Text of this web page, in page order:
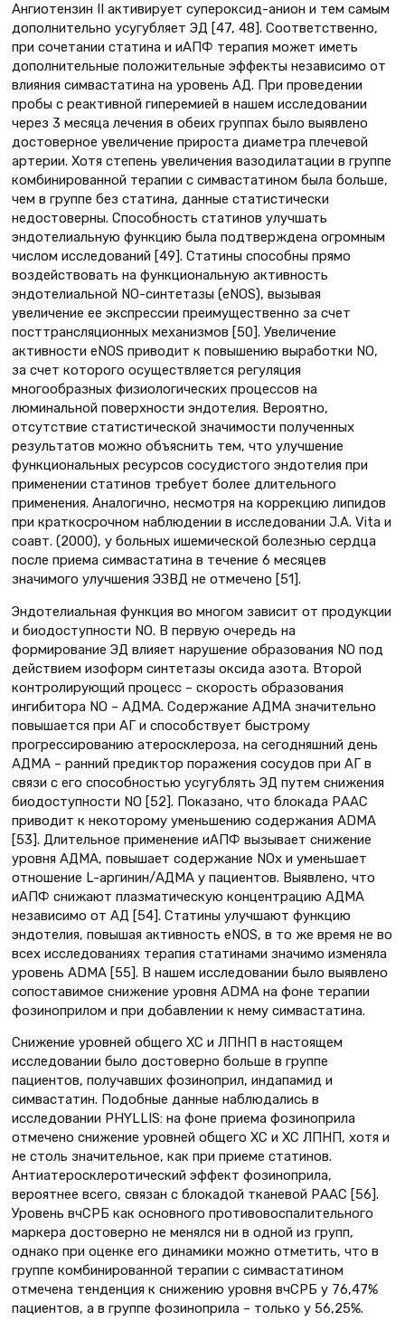
Ангиотензин II активирует супероксид-анион и тем самым
дополнительно усугубляет ЭД [47, 48]. Соответственно,
при сочетании статина и иАПФ терапия может иметь
дополнительные положительные эффекты независимо от
влияния симвастатина на уровень АД. При проведении
пробы с реактивной гиперемией в нашем исследовании
через 3 месяца лечения в обеих группах было выявлено
достоверное увеличение прироста диаметра плечевой
артерии. Хотя степень увеличения вазодилатации в группе
комбинированной терапии с симвастатином была больше,
чем в группе без статина, данные статистически
недостоверны. Способность статинов улучшать
эндотелиальную функцию была подтверждена огромным
числом исследований [49]. Статины способны прямо
воздействовать на функциональную активность
эндотелиальной NO-синтетазы (еNOS), вызывая
увеличение ее экспрессии преимущественно за счет
посттрансляционных механизмов [50]. Увеличение
активности еNOS приводит к повышению выработки NO,
за счет которого осуществляется регуляция
многообразных физиологических процессов на
люминальной поверхности эндотелия. Вероятно,
отсутствие статистической значимости полученных
результатов можно объяснить тем, что улучшение
функциональных ресурсов сосудистого эндотелия при
применении статинов требует более длительного
применения. Аналогично, несмотря на коррекцию липидов
при краткосрочном наблюдении в исследовании J.A. Vita и
соавт. (2000), у больных ишемической болезнью сердца
после приема симвастатина в течение 6 месяцев
значимого улучшения ЭЗВД не отмечено [51].
Эндотелиальная функция во многом зависит от продукции
и биодоступности NO. В первую очередь на
формирование ЭД влияет нарушение образования NO под
действием изоформ синтетазы оксида азота. Второй
контролирующий процесс – скорость образования
ингибитора NO – АДМА. Содержание АДМА значительно
повышается при АГ и способствует быстрому
прогрессированию атеросклероза, на сегодняшний день
АДМА – ранний предиктор поражения сосудов при АГ в
связи с его способностью усугублять ЭД путем снижения
биодоступности NO [52]. Показано, что блокада РААС
приводит к некоторому уменьшению содержания ADMA
[53]. Длительное применение иАПФ вызывает снижение
уровня АДМА, повышает содержание NOx и уменьшает
отношение L-аргинин/АДМА у пациентов. Выявлено, что
иАПФ снижают плазматическую концентрацию АДМА
независимо от АД [54]. Статины улучшают функцию
эндотелия, повышая активность еNOS, в то же время не во
всех исследованиях терапия статинами значимо изменяла
уровень ADMA [55]. В нашем исследовании было выявлено
сопоставимое снижение уровня ADMA на фоне терапии
фозиноприлом и при добавлении к нему симвастатина.
Снижение уровней общего ХС и ЛПНП в настоящем
исследовании было достоверно больше в группе
пациентов, получавших фозиноприл, индапамид и
симвастатин. Подобные данные наблюдались в
исследовании PHYLLIS: на фоне приема фозиноприла
отмечено снижение уровней общего ХС и ХС ЛПНП, хотя и
не столь значительное, как при приеме статинов.
Антиатеросклеротический эффект фозиноприла,
вероятнее всего, связан с блокадой тканевой РААС [56].
Уровень вчСРБ как основного противовоспалительного
маркера достоверно не менялся ни в одной из групп,
однако при оценке его динамики можно отметить, что в
группе комбинированной терапии с симвастатином
отмечена тенденция к снижению уровня вчСРБ у 76,47%
пациентов, а в группе фозиноприла – только у 56,25%.